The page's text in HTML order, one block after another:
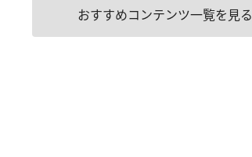
おすすめコンテンツ一覧を見る